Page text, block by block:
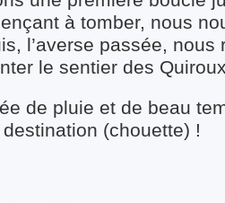
à tomber, nous
l’averse passée, nous
le sentier des
de pluie et de beau
(chouette) !